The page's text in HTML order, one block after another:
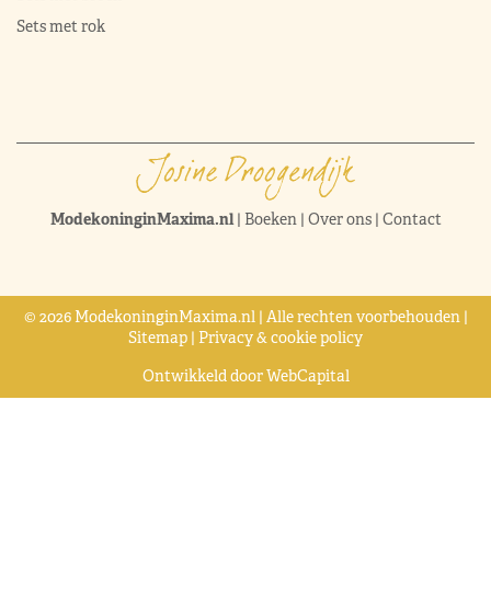
Sets met rok
ModekoninginMaxima.nl| Boeken| Over ons| Contact
© 2026 ModekoninginMaxima.nl | Alle rechten voorbehouden |
Sitemap | Privacy & cookie policy
Ontwikkeld doorWebCapital